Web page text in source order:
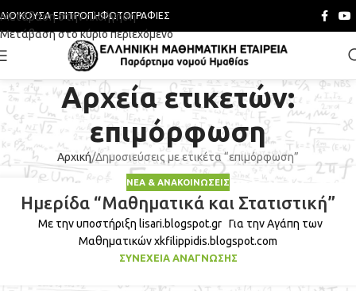
Μετάβαση στην πλοήγηση
Μετάβαση στο κύριο περιεχόμενο
ΔΙΟΙΚΟΎΣΑ ΕΠΙΤΡΟΠΉΦΩΤΟΓΡΑΦΊΕΣ
Αρχεία ετικετών:
επιμόρφωση
Αρχική Δημοσιεύσεις με ετικέτα “επιμόρφωση”
02
ΦΕΒ
ΝΈΑ & ΑΝΑΚΟΙΝΏΣΕΙΣ
Ημερίδα “Μαθηματικά και Στατιστική”
Με την υποστήριξη lisari.blogspot.gr Για την Αγάπη των
Μαθηματικών xkfilippidis.blogspot.com
ΣΥΝΈΧΕΙΑ ΑΝΆΓΝΩΣΗΣ